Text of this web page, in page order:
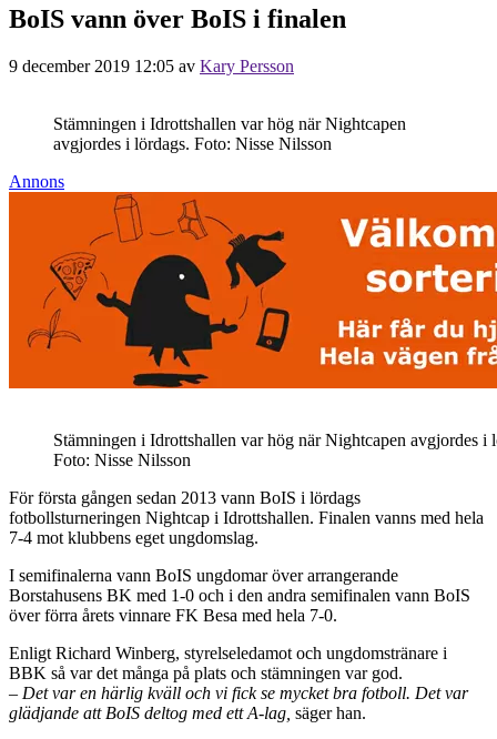
BoIS vann över BoIS i finalen
9 december 2019 12:05 av Kary Persson
Stämningen i Idrottshallen var hög när Nightcapen
avgjordes i lördags. Foto: Nisse Nilsson
Annons
Stämningen i Idrottshallen var hög när Nightcapen avgjordes i
Foto: Nisse Nilsson
För första gången sedan 2013 vann BoIS i lördags
fotbollsturneringen Nightcap i Idrottshallen. Finalen vanns med hela
7-4 mot klubbens eget ungdomslag.
I semifinalerna vann BoIS ungdomar över arrangerande
Borstahusens BK med 1-0 och i den andra semifinalen vann BoIS
över förra årets vinnare FK Besa med hela 7-0.
Enligt Richard Winberg, styrelseledamot och ungdomstränare i
BBK så var det många på plats och stämningen var god.
– Det var en härlig kväll och vi fick se mycket bra fotboll. Det var
glädjande att BoIS deltog med ett A-lag, säger han.